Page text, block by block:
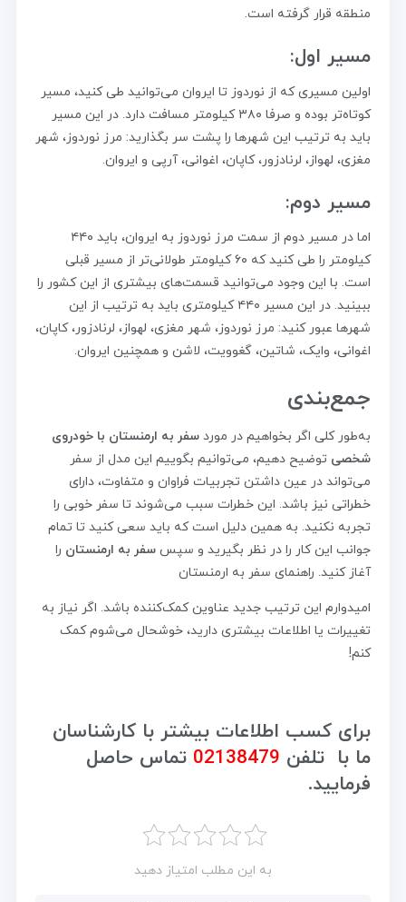
منطقه قرار گرفته است.
مسیر اول:
اولین مسیری که از نوردوز تا ایروان می‌توانید طی کنید، مسیر
کوتاه‌تر بوده و صرفا ۳۸۰ کیلومتر مسافت دارد. در این مسیر
باید به ترتیب این شهرها را پشت سر بگذارید: مرز نوردوز، شهر
مغزی، لهواز، لرنادزور، کاپان، اغوانی، آرپی و ایروان.
مسیر دوم:
اما در مسیر دوم از سمت مرز نوردوز به ایروان، باید ۴۴۰
کیلومتر را طی کنید که ۶۰ کیلومتر طولانی‌تر از مسیر قبلی
است. با این وجود می‌توانید قسمت‌های بیشتری از این کشور را
ببینید. در این مسیر ۴۴۰ کیلومتری باید به ترتیب از این
شهرها عبور کنید: مرز نوردوز، شهر مغزی، لهواز، لرنادزور، کاپان،
اغوانی، وایک، شاتین، گغوویت، لاشن و همچنین ایروان.
جمع‌بندی
به‌طور کلی اگر بخواهیم در مورد سفر به ارمنستان با خودروی
شخصی توضیح دهیم، می‌توانیم بگوییم این مدل از سفر
می‌تواند در عین داشتن تجربیات فراوان و متفاوت، دارای
خطراتی نیز باشد. این خطرات سبب می‌شوند تا سفر خوبی را
تجربه نکنید. به همین دلیل است که باید سعی کنید تا تمام
جوانب این کار را در نظر بگیرید و سپس سفر به ارمنستان را
آغاز کنید. راهنمای سفر به ارمنستان
امیدوارم این ترتیب جدید عناوین کمک‌کننده باشد. اگر نیاز به
تغییرات یا اطلاعات بیشتری دارید، خوشحال می‌شوم کمک
کنم!
برای کسب اطلاعات بیشتر با کارشناسان
ما با تلفن 02138479 تماس حاصل
فرمایید.
به این مطلب امتیاز دهید